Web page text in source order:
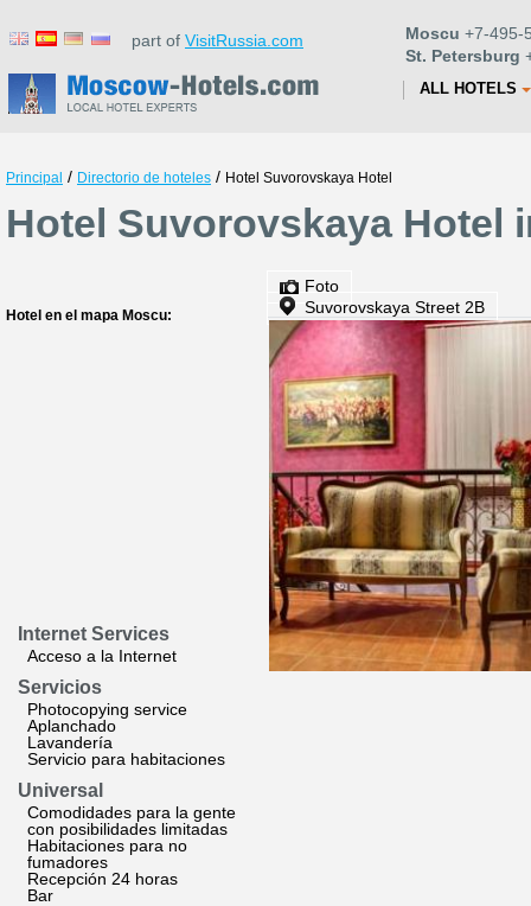
part of VisitRussia.com Moscu +7-495-
St. Petersburg
ALL HOTELS
Principal / Directorio de hoteles / Hotel Suvorovskaya Hotel
Hotel Suvorovskaya Hotel
Hotel en el mapa Moscu:
Internet Services
Acceso a la Internet
Servicios
Photocopying service
Aplanchado
Lavandería
Servicio para habitaciones
Universal
Comodidades para la gente
con posibilidades limitadas
Habitaciones para no
fumadores
Recepción 24 horas
Bar
Foto
Suvorovskaya Street 2B